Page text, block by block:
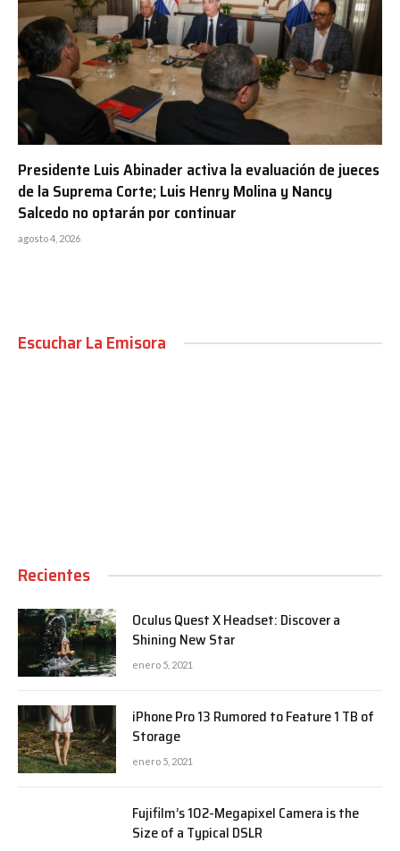
Presidente Luis Abinader activa la evaluación de jueces
de la Suprema Corte; Luis Henry Molina y Nancy
Salcedo no optarán por continuar
agosto 4, 2026
Escuchar La Emisora
Recientes
Oculus Quest X Headset: Discover a
Shining New Star
enero 5, 2021
iPhone Pro 13 Rumored to Feature 1 TB of
Storage
enero 5, 2021
Fujifilm’s 102-Megapixel Camera is the
Size of a Typical DSLR